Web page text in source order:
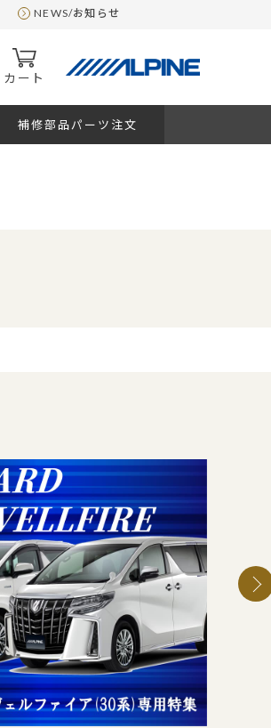
NEWS/お知らせ
カート
補修部品パーツ注文